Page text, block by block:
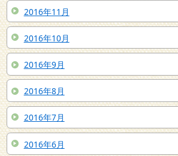
2016年11月
2016年10月
2016年9月
2016年8月
2016年7月
2016年6月